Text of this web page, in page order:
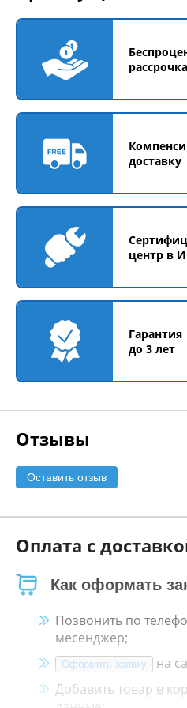
доставку
центр в
Гарантия
до 3 лет
Отзывы
Оставить отзыв
Оплата с
Как оформать
Позвонить по
месенджер;
Оформить заявку
на
Добавить товар в